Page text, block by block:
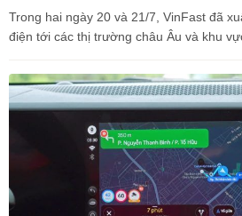
Trong hai ngày 20 và 21/7, VinFast đã
điện tới các thị trường châu Âu và khu